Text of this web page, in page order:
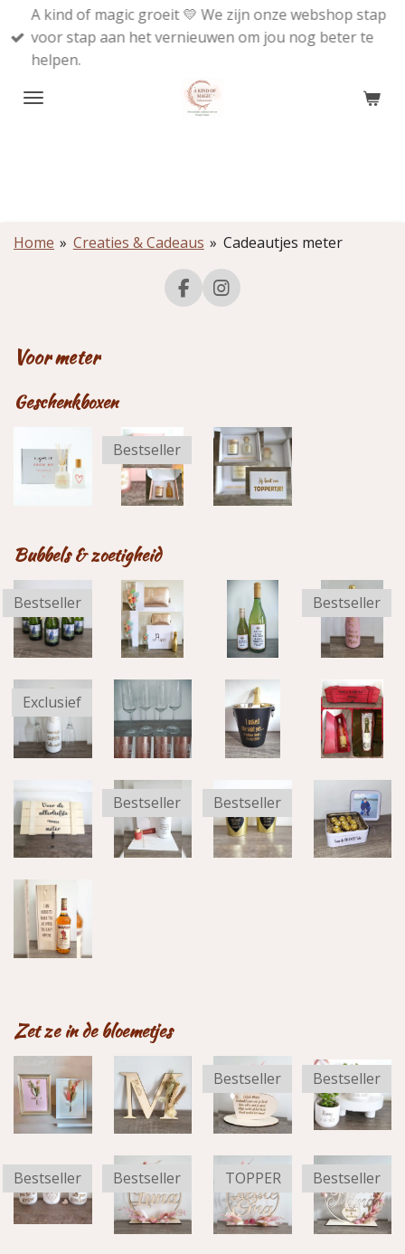
direct
naar
A kind of magic groeit 💛 We zijn onze webshop stap
voor stap aan het vernieuwen om jou nog beter te
helpen.
Home » Creaties & Cadeaus » Cadeautjes meter
F
a
I
n
m
Voor meter
Geschenkboxen
Bestseller
Bubbels & zoetigheid
Bestseller Bestseller
Exclusief
Bestseller Bestseller
Zet ze in de bloemetjes
Bestseller Bestseller
Bestseller Bestseller TOPPER Bestseller